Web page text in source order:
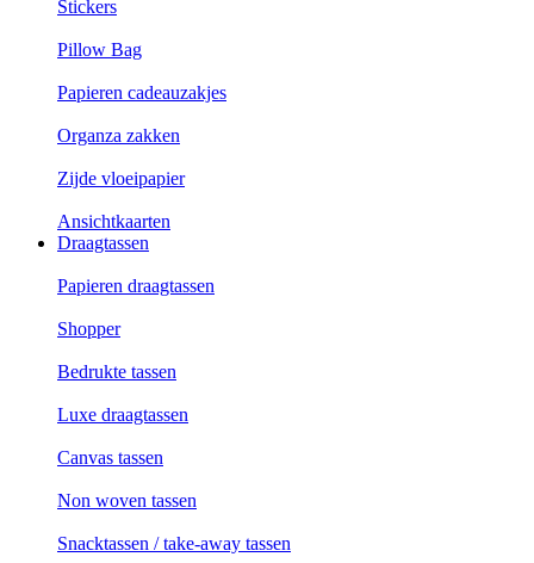
Stickers
Pillow Bag
Papieren cadeauzakjes
Organza zakken
Zijde vloeipapier
Ansichtkaarten
Draagtassen
Papieren draagtassen
Shopper
Bedrukte tassen
Luxe draagtassen
Canvas tassen
Non woven tassen
Snacktassen / take-away tassen